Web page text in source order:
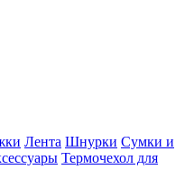
Лента Шнурки Сумки и
Термочехол для